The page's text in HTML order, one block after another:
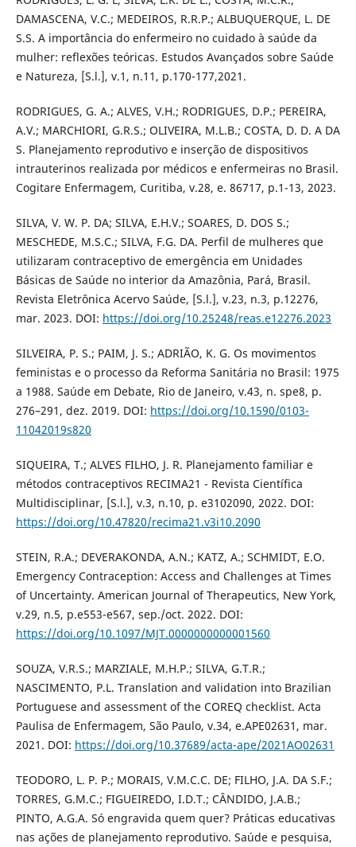
DAMASCENA, V.C.; MEDEIROS, R.R.P.; ALBUQUERQUE, L. DE
S.S. A importância do enfermeiro no cuidado à saúde da
mulher: reflexões teóricas. Estudos Avançados sobre Saúde
e Natureza, [S.l.], v.1, n.11, p.170-177,2021.
RODRIGUES, G. A.; ALVES, V.H.; RODRIGUES, D.P.; PEREIRA,
A.V.; MARCHIORI, G.R.S.; OLIVEIRA, M.L.B.; COSTA, D. D. A DA
S. Planejamento reprodutivo e inserção de dispositivos
intrauterinos realizada por médicos e enfermeiras no Brasil.
Cogitare Enfermagem, Curitiba, v.28, e. 86717, p.1-13, 2023.
SILVA, V. W. P. DA; SILVA, E.H.V.; SOARES, D. DOS S.;
MESCHEDE, M.S.C.; SILVA, F.G. DA. Perfil de mulheres que
utilizaram contraceptivo de emergência em Unidades
Básicas de Saúde no interior da Amazônia, Pará, Brasil.
Revista Eletrônica Acervo Saúde, [S.l.], v.23, n.3, p.12276,
mar. 2023. DOI: https://doi.org/10.25248/reas.e12276.2023
SILVEIRA, P. S.; PAIM, J. S.; ADRIÃO, K. G. Os movimentos
feministas e o processo da Reforma Sanitária no Brasil: 1975
a 1988. Saúde em Debate, Rio de Janeiro, v.43, n. spe8, p.
276–291, dez. 2019. DOI: https://doi.org/10.1590/0103-
11042019s820
SIQUEIRA, T.; ALVES FILHO, J. R. Planejamento familiar e
métodos contraceptivos RECIMA21 - Revista Científica
Multidisciplinar, [S.l.], v.3, n.10, p. e3102090, 2022. DOI:
https://doi.org/10.47820/recima21.v3i10.2090
STEIN, R.A.; DEVERAKONDA, A.N.; KATZ, A.; SCHMIDT, E.O.
Emergency Contraception: Access and Challenges at Times
of Uncertainty. American Journal of Therapeutics, New York,
v.29, n.5, p.e553-e567, sep./oct. 2022. DOI:
https://doi.org/10.1097/MJT.0000000000001560
SOUZA, V.R.S.; MARZIALE, M.H.P.; SILVA, G.T.R.;
NASCIMENTO, P.L. Translation and validation into Brazilian
Portuguese and assessment of the COREQ checklist. Acta
Paulisa de Enfermagem, São Paulo, v.34, e.APE02631, mar.
2021. DOI: https://doi.org/10.37689/acta-ape/2021AO02631
TEODORO, L. P. P.; MORAIS, V.M.C.C. DE; FILHO, J.A. DA S.F.;
TORRES, G.M.C.; FIGUEIREDO, I.D.T.; CÂNDIDO, J.A.B.;
PINTO, A.G.A. Só engravida quem quer? Práticas educativas
nas ações de planejamento reprodutivo. Saúde e pesquisa,